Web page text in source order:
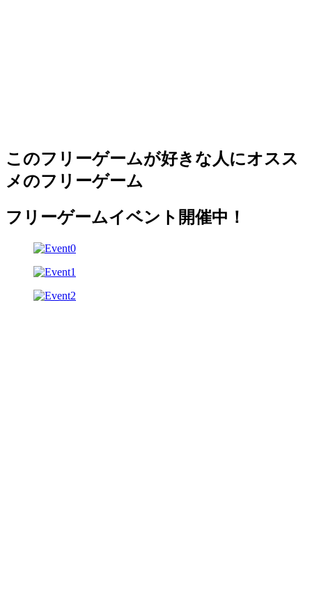
このフリーゲームが好きな人にオスス
メのフリーゲーム
フリーゲームイベント開催中！